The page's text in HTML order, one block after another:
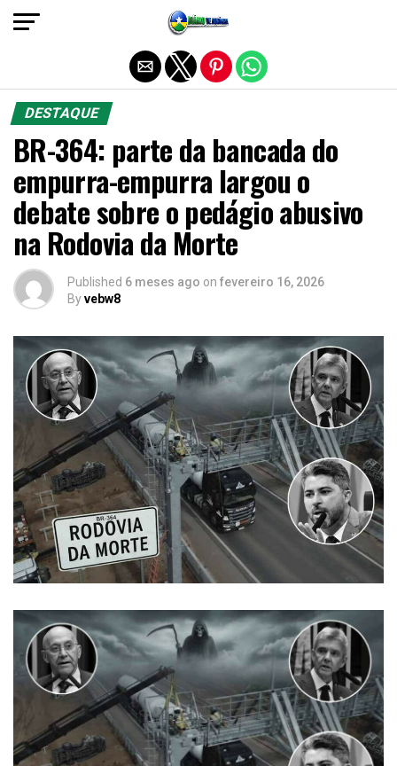
DESTAQUE
BR-364: parte da bancada do
empurra-empurra largou o
debate sobre o pedágio abusivo
na Rodovia da Morte
Published 6 meses ago on fevereiro 16, 2026
Byvebw8
Sair da versão mobile